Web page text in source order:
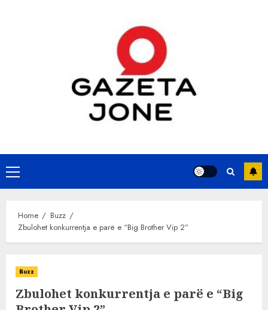
Primary
Menu
Home
Buzz
Zbulohet konkurrentja e parë e “Big Brother Vip 2”
Buzz
Zbulohet konkurrentja e parë e “Big